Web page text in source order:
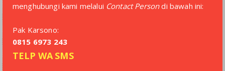
menghubungi kami melalui Contact Persondi bawah ini:
Pak Karsono:
0815 6973 243
TELP WA SMS